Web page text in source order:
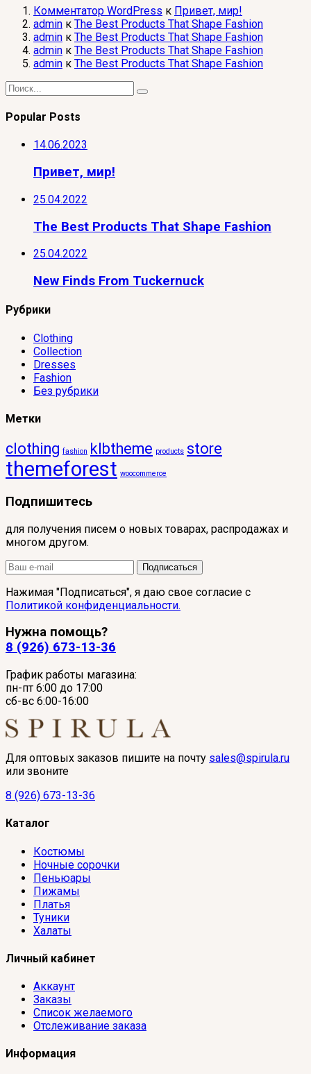
Комментатор WordPress к Привет, мир!
admin к The Best Products That Shape Fashion
admin к The Best Products That Shape Fashion
admin к The Best Products That Shape Fashion
admin к The Best Products That Shape Fashion
Popular Posts
14.06.2023
Привет, мир!
25.04.2022
The Best Products That Shape Fashion
25.04.2022
New Finds From Tuckernuck
Рубрики
Clothing
Collection
Dresses
Fashion
Без рубрики
Метки
clothing fashion klbtheme products store
themeforest woocommerce
Подпишитесь
для получения писем о новых товарах, распродажах и
многом другом.
Подписаться
Нажимая "Подписаться", я даю свое согласие с
Политикой конфиденциальности.
Нужна помощь?
8 (926) 673-13-36
График работы магазина:
пн-пт 6:00 до 17:00
сб-вс 6:00-16:00
Для оптовых заказов пишите на почту sales@spirula.ru
или звоните
8 (926) 673-13-36
Каталог
Костюмы
Ночные сорочки
Пеньюары
Пижамы
Платья
Туники
Халаты
Личный кабинет
Аккаунт
Заказы
Список желаемого
Отслеживание заказа
Информация